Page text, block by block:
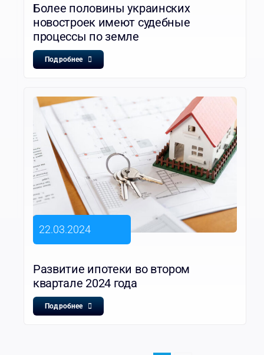
Более половины украинских
новостроек имеют судебные
процессы по земле
Подробнее
22.03.2024
Развитие ипотеки во втором
квартале 2024 года
Подробнее